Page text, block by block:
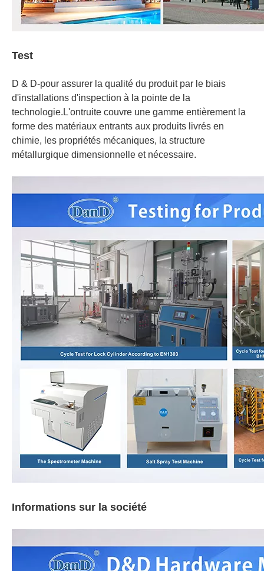
Test
D & D-pour assurer la qualité du produit par le biais
d'installations d'inspection à la pointe de la
technologie.L'ontruite couvre une gamme entièrement la
forme des matériaux entrants aux produits livrés en
chimie, les propriétés mécaniques, la structure
métallurgique dimensionnelle et nécessaire.
Informations sur la société